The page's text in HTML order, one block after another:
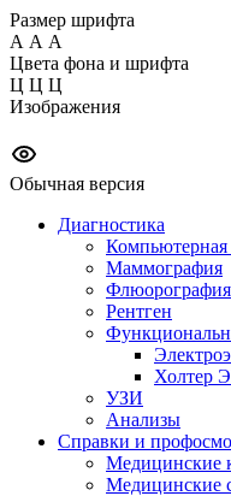
Размер шрифта
А А А
Цвета фона и шрифта
Ц Ц Ц
Изображения
Обычная версия
Диагностика
Маммография
Флюорография
Рентген
Холтер
УЗИ
Анализы
Справки и
Медицинские
Медицинские